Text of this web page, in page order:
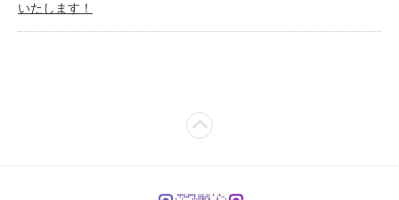
いたします！